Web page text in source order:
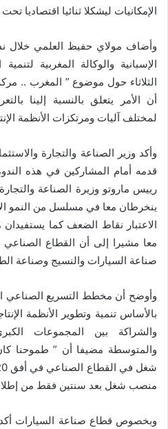
الإمكانيات ليشكلا ثنائيا اقتصاديا
وأضاف مولاي حفيظ العلمي خلال
الإسبانية والوكالة المغربية
الثلاثاء حول موضوع ” المغرب ..
أن الأمر يتعلق بالنسبة إلينا
لمختلف آليات ومرتكزات الأنظمة
وأكد وزير الصناعة والتجارة
قدمه أمام المشاركين في هذه
رييس ماروتو وزيرة الصناعة
ينخرطان معا في مسلسل من النمو
الاعتبار نقاط الضعف كما
معا مشيرا إلى أن القطاع
صناعة السيارات والنسيج وصناعة
بالأساس تنمية وتطوير الأنظمة
والشراكة بين المجموعات
منصب شغل بعد سنتين فقط من
وبخصوص قطاع صناعة السيارات أكد